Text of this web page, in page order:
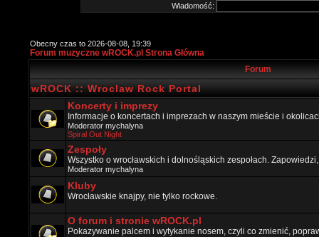
Wiadomość:
Obecny czas to 2026-08-08, 19:39
Forum muzyczne wROCK.pl Strona Główna
Forum
wROCK :: Wroclaw Rock Portal
Koncerty i imprezy
Informacje o koncertach i imprezach w naszym mieście i
Moderator mychalyna
Spiral Out Night
Zespoły
Wszystko o wrocławskich i dolnośląskich zespołach.
Moderator mychalyna
Kluby
Wrocławskie knajpy, nie tylko rockowe.
O forum i stronie wROCK.pl
Pokazywanie palcem i wytykanie nosem, czyli co zmienić,